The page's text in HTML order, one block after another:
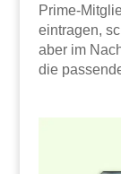
Prime-
eintragen,
aber im
die